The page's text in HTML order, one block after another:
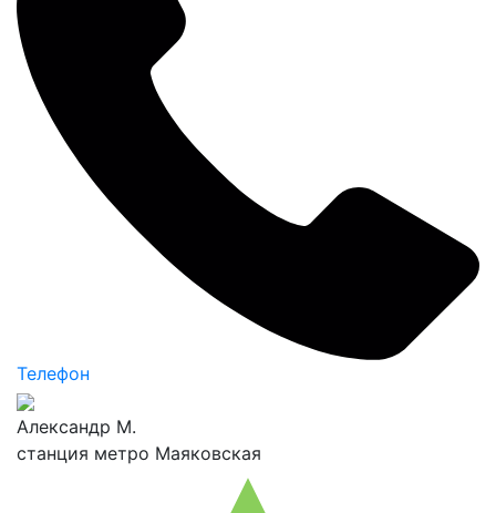
Телефон
Александр М.
станция метро Маяковская